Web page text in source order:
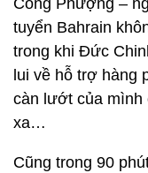
Công Phượng –
tuyển Bahrain
trong khi Đức
lui về hỗ trợ hàng
càn lướt của mình
xa…
Cũng trong 90